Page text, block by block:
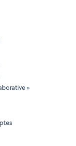
»